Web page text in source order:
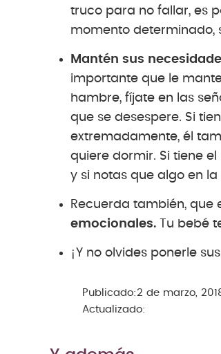
truco para no fallar, es
momento determinado,
Mantén sus
importante que le
hambre, fíjate en las
que se desespere. Si
extremadamente, él
quiere dormir. Si tiene
y si notas que algo en
Recuerda también, que
emocionales. Tu bebé
¡Y no olvides ponerle sus
Publicado:2 de marzo,
Actualizado: